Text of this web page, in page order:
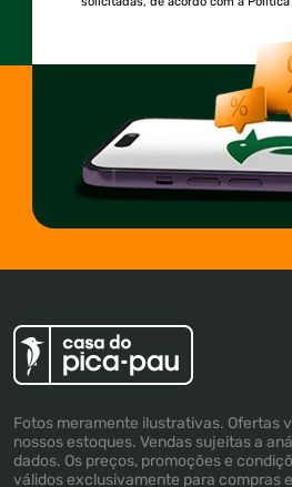
Fotos meramente ilustrativas. Ofertas
nossos estoques. Vendas sujeitas a
dados. Os preços, promoções e
válidos exclusivamente para compras